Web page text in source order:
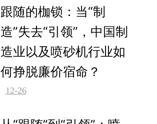
跟随的枷锁：当“制
造”失去“引领”，中国制
造业以及喷砂机行业如
何挣脱廉价宿命？
12-26